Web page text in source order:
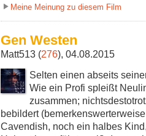
Meine Meinung zu diesem Film
Gen Westen
Matt513 (276), 04.08.2015
Selten einen abseits
Wie ein Profi spleißt
zusammen;
bebildert
Cavendish, noch ein halbes